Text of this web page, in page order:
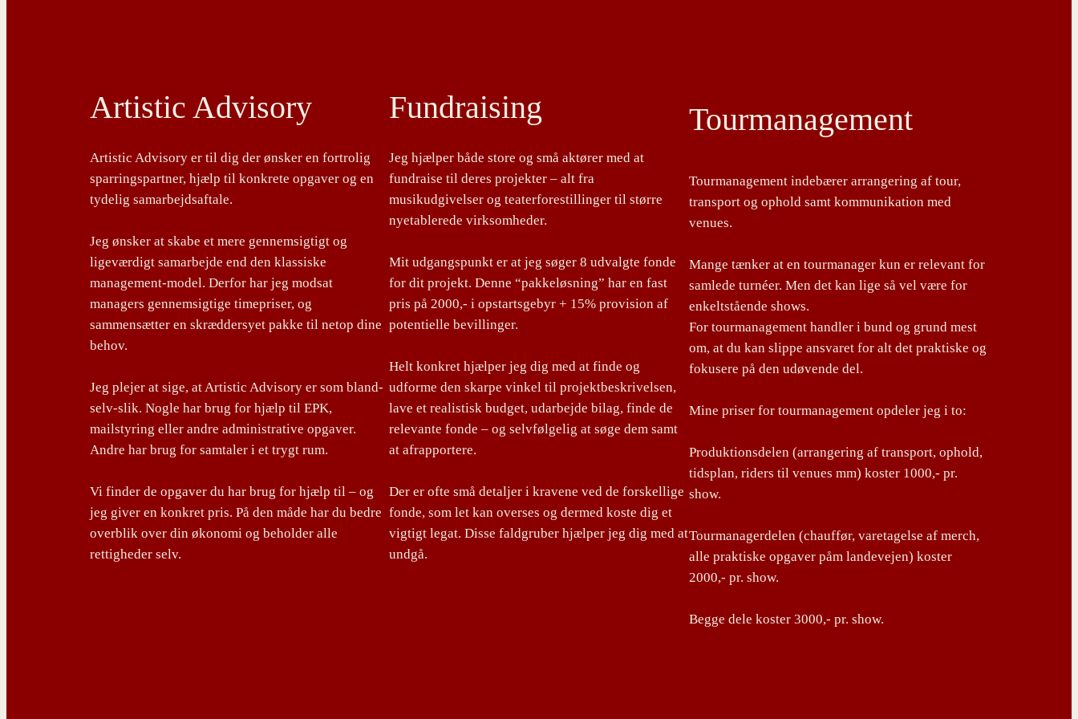
Artistic Advisory
Artistic Advisory er til dig der ønsker en fortrolig
sparringspartner, hjælp til konkrete opgaver og en
tydelig samarbejdsaftale.
Jeg ønsker at skabe et mere gennemsigtigt og
ligeværdigt samarbejde end den klassiske
management-model. Derfor har jeg modsat
managers gennemsigtige timepriser, og
sammensætter en skræddersyet pakke til netop dine
behov.
Jeg plejer at sige, at Artistic Advisory er som bland-
selv-slik. Nogle har brug for hjælp til EPK,
mailstyring eller andre administrative opgaver.
Andre har brug for samtaler i et trygt rum.
Vi finder de opgaver du har brug for hjælp til – og
jeg giver en konkret pris. På den måde har du bedre
overblik over din økonomi og beholder alle
rettigheder selv.
Fundraising
Jeg hjælper både store og små aktører med at
fundraise til deres projekter – alt fra
musikudgivelser og teaterforestillinger til større
nyetablerede virksomheder.
Mit udgangspunkt er at jeg søger 8 udvalgte fonde
for dit projekt. Denne “pakkeløsning” har en fast
pris på 2000,- i opstartsgebyr + 15% provision af
potentielle bevillinger.
Helt konkret hjælper jeg dig med at finde og
udforme den skarpe vinkel til projektbeskrivelsen,
lave et realistisk budget, udarbejde bilag, finde de
relevante fonde – og selvfølgelig at søge dem samt
at afrapportere.
Der er ofte små detaljer i kravene ved de forskellige
fonde, som let kan overses og dermed koste dig et
vigtigt legat. Disse faldgruber hjælper jeg dig med at
undgå.
Tourmanagement
Tourmanagement indebærer arrangering af tour,
transport og ophold samt kommunikation med
venues.
Mange tænker at en tourmanager kun er relevant for
samlede turnéer. Men det kan lige så vel være for
enkeltstående shows.
For tourmanagement handler i bund og grund mest
om, at du kan slippe ansvaret for alt det praktiske og
fokusere på den udøvende del.
Mine priser for tourmanagement opdeler jeg i to:
Produktionsdelen (arrangering af transport, ophold,
tidsplan, riders til venues mm) koster 1000,- pr.
show.
Tourmanagerdelen (chauffør, varetagelse af merch,
alle praktiske opgaver påm landevejen) koster
2000,- pr. show.
Begge dele koster 3000,- pr. show.